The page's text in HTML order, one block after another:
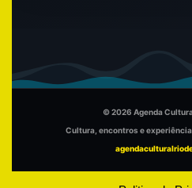
© 2026 Agenda
Cultura, encontros e